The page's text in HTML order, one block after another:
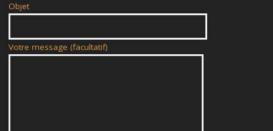
Objet
Votre message (facultatif)